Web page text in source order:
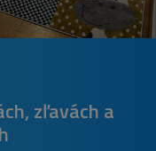
zľavách a